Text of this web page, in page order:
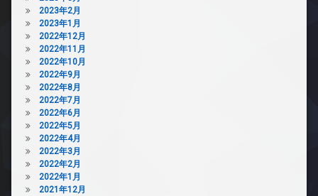
2023年2月
2023年1月
2022年12月
2022年11月
2022年10月
2022年9月
2022年8月
2022年7月
2022年6月
2022年5月
2022年4月
2022年3月
2022年2月
2022年1月
2021年12月